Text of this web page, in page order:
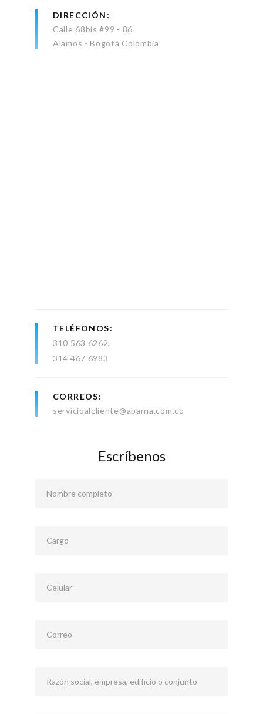
DIRECCIÓN
Calle 68bis #99 - 86
Alamos - Bogotá Colombia
TELÉFONOS
310 563 6262
314 467 6983
CORREOS
servicioalcliente@abarna.com.co
Escríbenos
Nombre completo
Cargo
Celular
Correo
Razón social, empresa, edificio o conjunto